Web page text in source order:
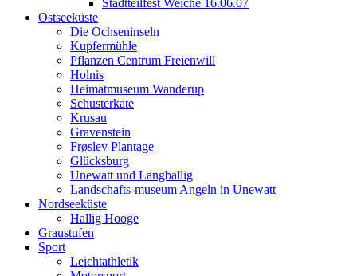
Stadtteilfest Weiche 16.06.07
Ostseeküste
Die Ochseninseln
Kupfermühle
Pflanzen Centrum Freienwill
Holnis
Heimatmuseum Wanderup
Schusterkate
Krusau
Gravenstein
Frøslev Plantage
Glücksburg
Unewatt und Langballig
Landschafts-museum Angeln in Unewatt
Nordseeküste
Hallig Hooge
Graustufen
Sport
Leichtathletik